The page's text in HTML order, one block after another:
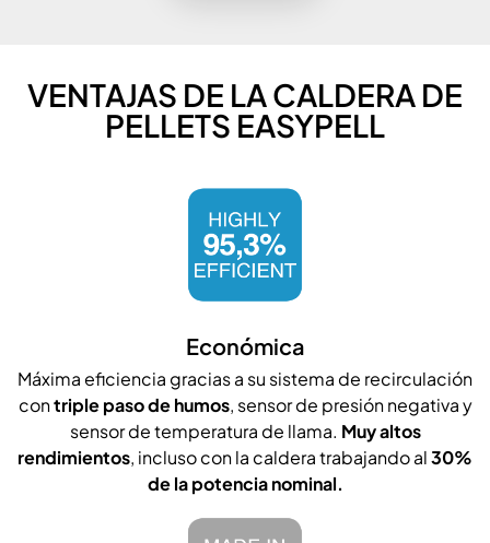
VENTAJAS DE LA CALDERA DE
PELLETS EASYPELL
Económica
Máxima eficiencia gracias a su sistema de recirculación
contriple paso de humos, sensor de presión negativa y
sensor de temperatura de llama. Muy altos
rendimientos, incluso con la caldera trabajando al30%
de la potencia nominal.